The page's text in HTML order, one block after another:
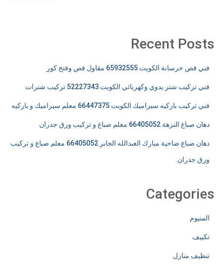
Recent Posts
فني قص خرسانة الكويت 65932555 مقاول قص وفتح كور
فني تركيب شتر يدوي وكهربائي الكويت 52227343 تركيب شترات
فني تركيب باركيه سيراميك الكويت 66447375 معلم سيراميك و باركيه
دهان صباغ النزهة 66405052 معلم صباغ و تركيب ورق جدران
دهان صباغ ضاحية مبارك العبدالله الجابر 66405052 معلم صباغ و تركيب
ورق جدران
Categories
المنيوم
تكييف
تنظيف منازل